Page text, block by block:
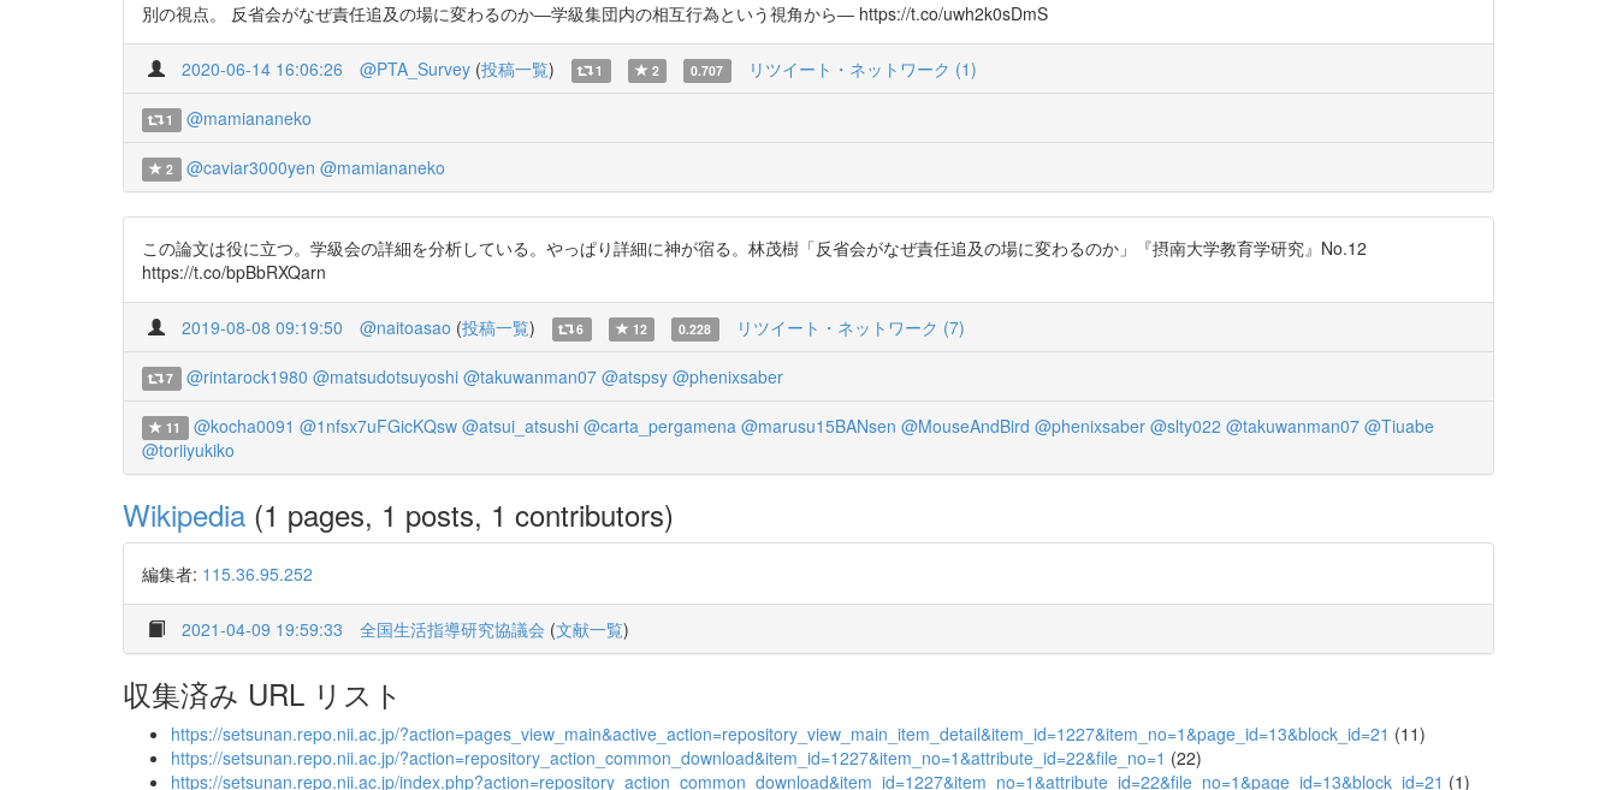
別の視点。 反省会がなぜ責任追及の場に変わるのか―学級集団内の相互行為という視角から― https://t.co/uwh2k0sDmS
2020-06-14 16:06:26 @PTA_Survey (投稿一覧) 1 2 0.707 リツイート・ネットワーク (1)
1 @mamiananeko
2 @caviar3000yen @mamiananeko
この論文は役に立つ。学級会の詳細を分析している。やっぱり詳細に神が宿る。林茂樹「反省会がなぜ責任追及の場に変わるのか」『摂南大学教育学研究』No.12
https://t.co/bpBbRXQarn
2019-08-08 09:19:50 @naitoasao (投稿一覧) 6 12 0.228 リツイート・ネットワーク (7)
7 @rintarock1980 @matsudotsuyoshi @takuwanman07 @atspsy @phenixsaber
11 @kocha0091 @1nfsx7uFGicKQsw @atsui_atsushi @carta_pergamena @marusu15BANsen @MouseAndBird @phenixsaber @slty022 @takuwanman07 @Tiuabe
@toriiyukiko
Wikipedia (1 pages, 1 posts, 1 contributors)
編集者: 115.36.95.252
2021-04-09 19:59:33 全国生活指導研究協議会 (文献一覧)
収集済み URL リスト
https://setsunan.repo.nii.ac.jp/?action=pages_view_main&active_action=repository_view_main_item_detail&item_id=1227&item_no=1&page_id=13&block_id=21 (11)
https://setsunan.repo.nii.ac.jp/?action=repository_action_common_download&item_id=1227&item_no=1&attribute_id=22&file_no=1 (22)
https://setsunan.repo.nii.ac.jp/index.php?action=repository_action_common_download&item_id=1227&item_no=1&attribute_id=22&file_no=1&page_id=13&block_id=21 (1)